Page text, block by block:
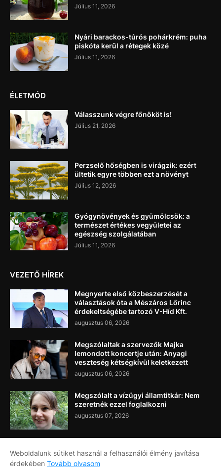
Július 11, 2026
Nyári barackos-túrós pohárkrém: puha
piskóta kerül a rétegek közé
Július 11, 2026
ÉLETMÓD
Válasszunk végre főnököt is!
Július 21, 2026
Perzselő hőségben is virágzik: ezért
ültetik egyre többen ezt a növényt
Július 12, 2026
Gyógynövények és gyümölcsök: a
természet értékes vegyületei az
egészség szolgálatában
Július 11, 2026
VEZETŐ HÍREK
Megnyerte első közbeszerzését a
választások óta a Mészáros Lőrinc
érdekeltségébe tartozó V-Híd Kft.
augusztus 06, 2026
Megszólaltak a szervezők Majka
lemondott koncertje után: Anyagi
veszteség kétségkívül keletkezett
augusztus 06, 2026
Megszólalt a vízügyi államtitkár: Nem
szeretnék ezzel foglalkozni
augusztus 07, 2026
Címlap Rólunk
Weboldalunk sütiket használ a felhasználói élmény javítása
érdekében Tovább olvasom